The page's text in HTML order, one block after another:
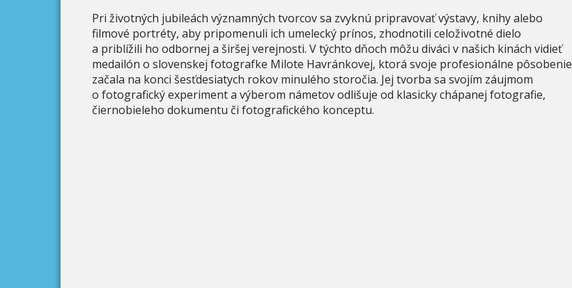
Pri životných jubileách významných tvorcov sa zvyknú pripravovať výstavy, knihy alebo
filmové portréty, aby pripomenuli ich umelecký prínos, zhodnotili celoživotné dielo
a priblížili ho odbornej a širšej verejnosti. V týchto dňoch môžu diváci v našich kinách vidieť
medailón o slovenskej fotografke Milote Havránkovej, ktorá svoje profesionálne pôsobenie
začala na konci šesťdesiatych rokov minulého storočia. Jej tvorba sa svojím záujmom
o fotografický experiment a výberom námetov odlišuje od klasicky chápanej fotografie,
čiernobieleho dokumentu či fotografického konceptu.